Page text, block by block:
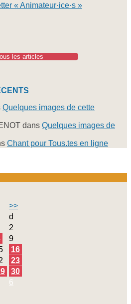
« Animateur·ice·s »
les articles
Quelques images de cette
dans Quelques images de
Chant pour Tous.tes en ligne
>>
d
2
9
16
23
30
6